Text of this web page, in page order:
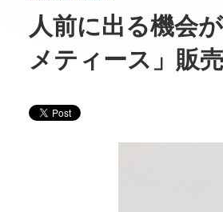
人前に出る機会
メティース」販